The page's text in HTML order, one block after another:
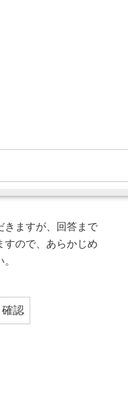
きますが、回答まで
すので、あらかじめ